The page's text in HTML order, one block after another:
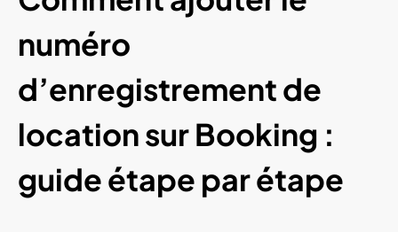
numéro
d’enregistrement de
location sur Booking :
guide étape par étape